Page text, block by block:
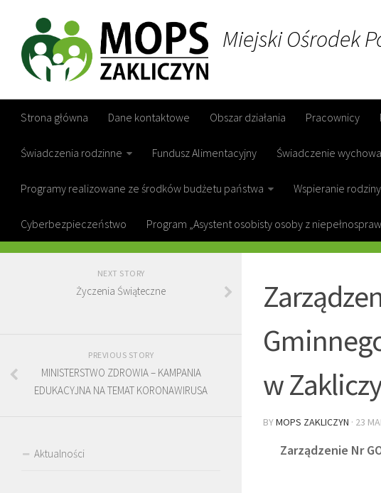
Miejski Ośrodek
Strona główna Dane kontaktowe Obszar działania Pracownicy
Świadczenia rodzinne Fundusz Alimentacyjny Świadczenie
Programy realizowane ze środków budżetu państwa Wspieranie rodziny
Cyberbezpieczeństwo Program „Asystent osobisty osoby z
GOPS ZAKLICZYN
w
BYMOPS ZAKLICZYN · 23
Zarządzenie Nr
NEXT STORY
Życzenia Świąteczne
PREVIOUS STORY
MINISTERSTWO ZDROWIA – KAMPANIA
EDUKACYJNA NA TEMAT KORONAWIRUSA
Aktualności